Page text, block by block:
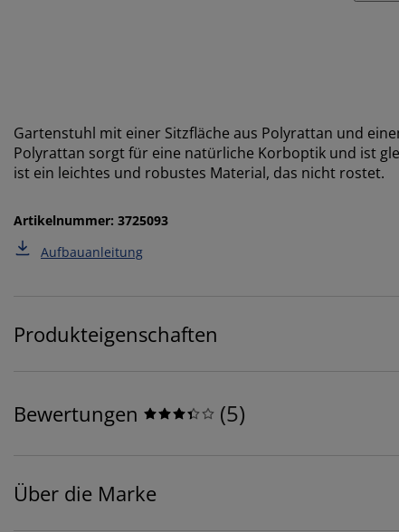
Gartenstuhl mit einer Sitzfläche aus Polyrattan und
Polyrattan sorgt für eine natürliche Korboptik und ist
ist ein leichtes und robustes Material, das nicht rostet.
Artikelnummer: 3725093
Aufbauanleitung
Produkteigenschaften
Bewertungen (5)
Über die Marke